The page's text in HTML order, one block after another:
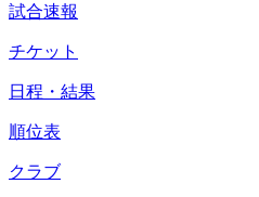
試合速報
チケット
日程・結果
順位表
クラブ